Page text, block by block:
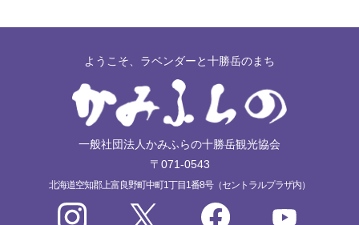
ようこそ、ラベンダーと十勝岳のまち
一般社団法人かみふらの十勝岳観光協会
〒071-0543
北海道空知郡上富良野町中町1丁目1番8号（セントラルプラザ内）